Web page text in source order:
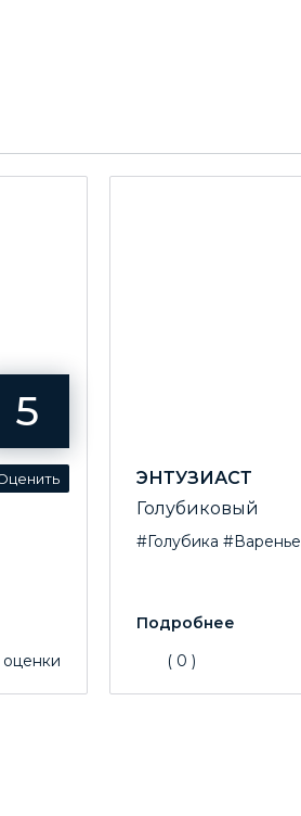
5
оценки
ЭНТУЗИАСТ
Голубиковый
#Голубика #Варенье
( 0 )